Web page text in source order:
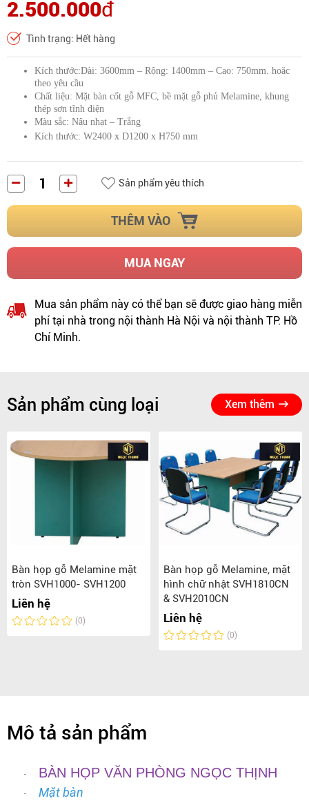
2.500.000đ
Tình trạng: Hết hàng
Kích thước:Dài: 3600mm – Rộng: 1400mm – Cao: 750mm. hoăc
theo yêu cầu
Chất liệu: Mặt bàn cốt gỗ MFC, bề mặt gỗ phủ Melamine, khung
thép sơn tĩnh điện
Màu sắc: Nâu nhạt – Trắng
Kích thước: W2400 x D1200 x H750 mm
Sản phẩm yêu thích
THÊM VÀO
MUA NGAY
Mua sản phẩm này có thể bạn sẽ được giao hàng miễn
phí tại nhà trong nội thành Hà Nội và nội thành TP. Hồ
Chí Minh.
Sản phẩm cùng loại Xem thêm
Bàn họp gỗ Melamine mặt
tròn SVH1000- SVH1200
Liên hệ
(0)
Bàn họp gỗ Melamine, mặt
hình chữ nhật SVH1810CN
& SVH2010CN
Liên hệ
(0)
Mô tả sản phẩm
· BÀN HỌP VĂN PHÒNG NGỌC THỊNH
· Mặt bàn